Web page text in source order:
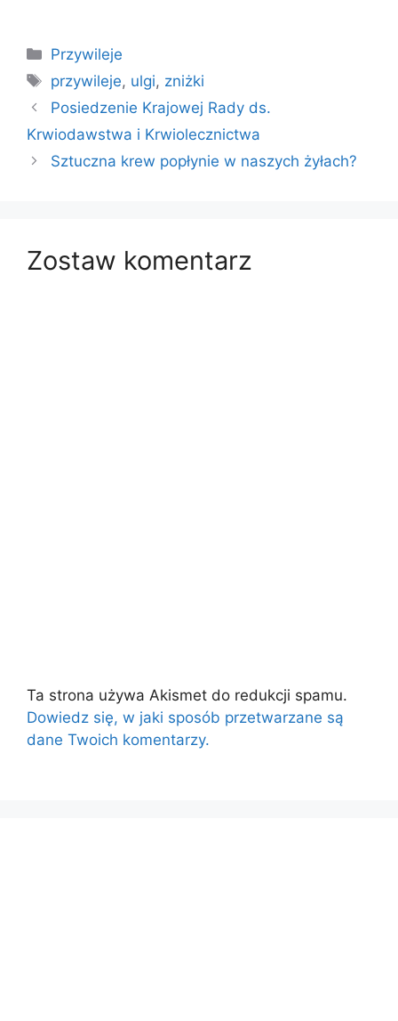
Kategorie
Przywileje
Tagi
przywileje, ulgi, zniżki
Posiedzenie Krajowej Rady ds.
Krwiodawstwa i Krwiolecznictwa
Sztuczna krew popłynie w naszych żyłach?
Zostaw komentarz
Ta strona używa Akismet do redukcji spamu.
Dowiedz się, w jaki sposób przetwarzane są
dane Twoich komentarzy.